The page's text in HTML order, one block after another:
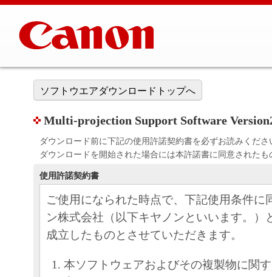
ソフトウエアダウンロードトップへ
Multi-projection Support Software
ダウンロード前に下記の使用許諾契約書を必ずお読みくださ
ダウンロードを開始された場合には本許諾書に同意された
使用許諾契約書
ご使用になられた時点で、下記使用条件に
ン株式会社（以下キヤノンといいます。）
成立したものとさせていただきます。
本ソフトウェアおよびその複製物に関